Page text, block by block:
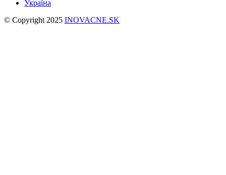
Україна
© Copyright 2025 INOVACNE.SK